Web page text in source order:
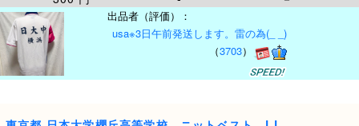
出品者（評価）：
usa※3日午前発送します。雷の為(_ _)
（3703）